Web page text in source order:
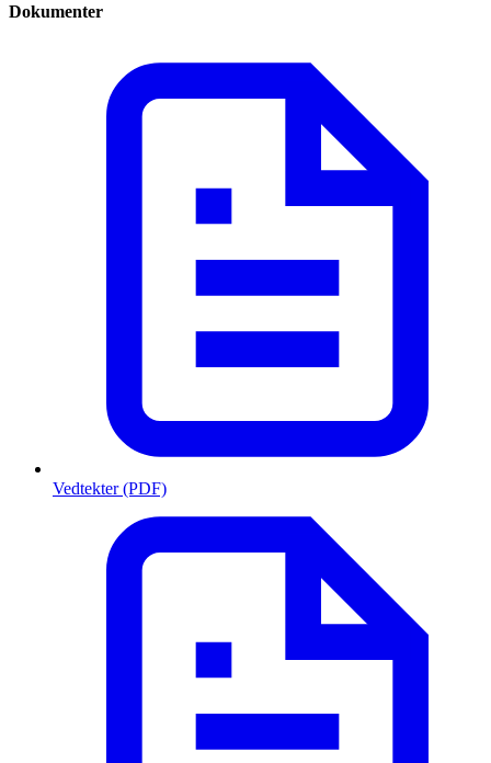
Dokumenter
Vedtekter (PDF)